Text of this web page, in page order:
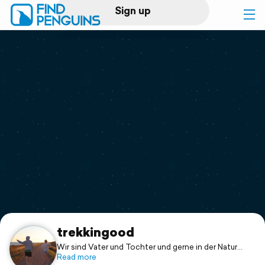
Sign up
Log in
Print a book
Flyover video
Support
trekkingood
Wir sind Vater und Tochter und gerne in der Natur
unterwegs!🌳🌻
Read more